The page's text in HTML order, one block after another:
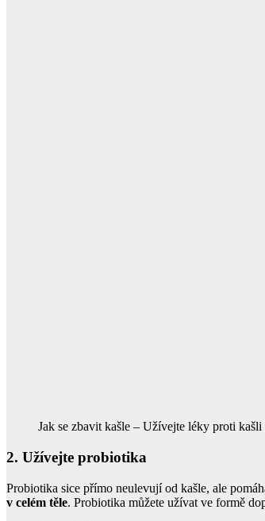
Jak se zbavit kašle – Užívejte léky proti kašli
2. Užívejte probiotika
Probiotika sice přímo neulevují od kašle, ale
v celém těle. Probiotika můžete užívat ve formě